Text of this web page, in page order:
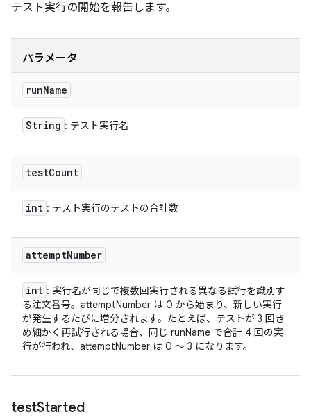
テスト実行の開始を報告します。
パラメータ
runName
String : テスト実行名
testCount
int : テスト実行のテストの合計数
attemptNumber
int : 実行名が同じで複数回実行される異なる試行を識別す
る注文番号。attemptNumber は 0 から始まり、新しい実行
が発生するたびに増分されます。たとえば、テストが 3 回き
め細かく再試行される場合、同じ runName で合計 4 回の実
行が行われ、attemptNumber は 0 ～ 3 になります。
testStarted